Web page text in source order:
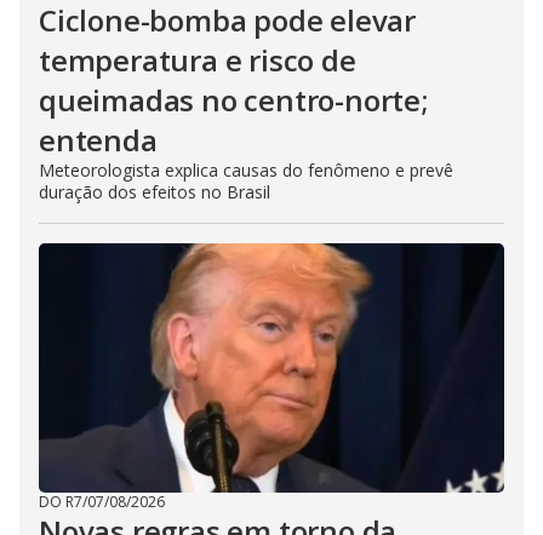
Ciclone-bomba pode elevar
temperatura e risco de
queimadas no centro-norte;
entenda
Meteorologista explica causas do fenômeno e prevê
duração dos efeitos no Brasil
DO R7/07/08/2026